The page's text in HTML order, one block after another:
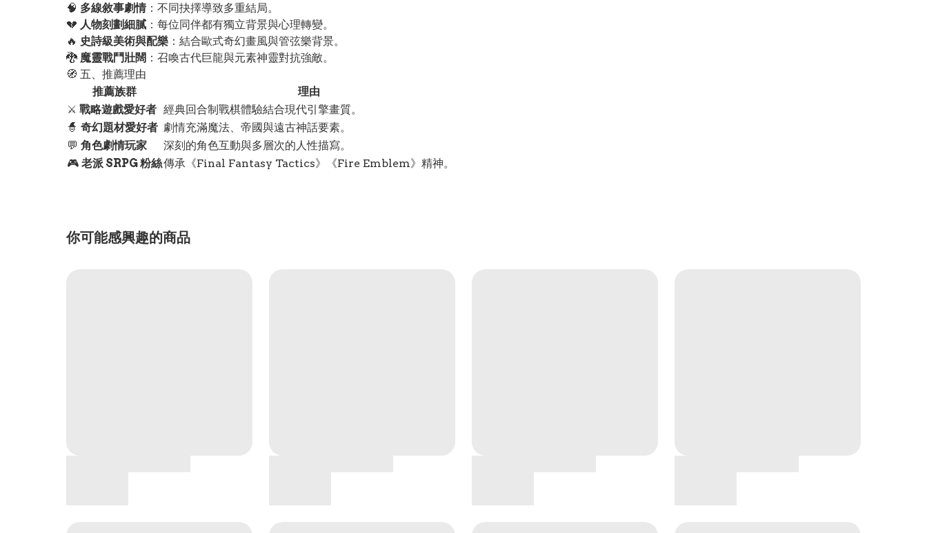
🧠 多線敘事劇情：不同抉擇導致多重結局。
💔 人物刻劃細膩 ：每位同伴都有獨立背景與心理轉變。
🔥 史詩級美術與配樂 ：結合歐式奇幻畫風與管弦樂背景。
🐉 魔靈戰鬥壯闊 ：召喚古代巨龍與元素神靈對抗強敵。
🧭 五、推薦理由
推薦族群
理由
⚔️ 戰略遊戲愛好者 經典回合制戰棋體驗結合現代引擎畫質。
🧙 奇幻題材愛好者 劇情充滿魔法、帝國與遠古神話要素。
💬 角色劇情玩家
深刻的角色互動與多層次的人性描寫。
🎮 老派 SRPG 粉絲傳承《Final Fantasy Tactics》《Fire Emblem》精神。
你可能感興趣的商品